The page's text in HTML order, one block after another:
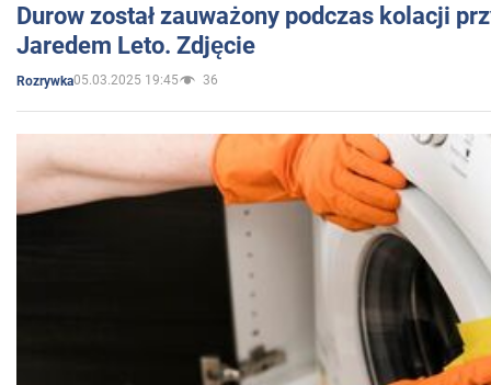
Durow został zauważony podczas kolacji
Jaredem Leto. Zdjęcie
Rozrywka05.03.2025 19:45 36